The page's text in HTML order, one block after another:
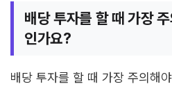
배당 투자를 할 때 가장
인가요?
배당 투자를 할 때 가장 주의해